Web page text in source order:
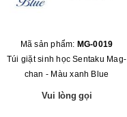
Mã sản phẩm: MG-0019
Túi giặt sinh học Sentaku Mag-
chan - Màu xanh Blue
Vui lòng gọi